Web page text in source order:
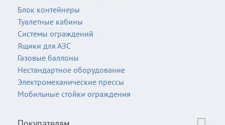
Блок контейнеры
Туалетные кабины
Системы ограждений
Ящики для АЗС
Газовые баллоны
Нестандартное оборудование
Электромеханические прессы
Мобильные стойки ограждения